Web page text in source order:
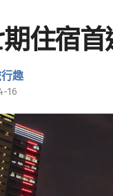
住宿
趣
16